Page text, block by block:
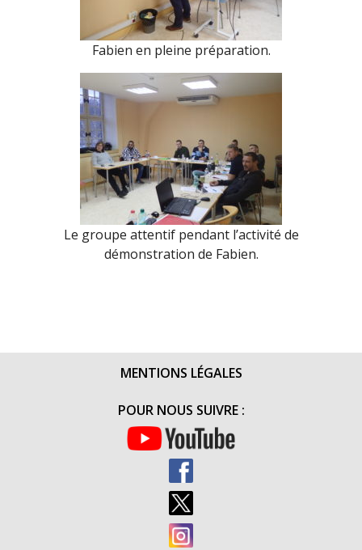
Fabien en pleine préparation.
Le groupe attentif pendant l’activité de
démonstration de Fabien.
MENTIONS LÉGALES
POUR NOUS SUIVRE :